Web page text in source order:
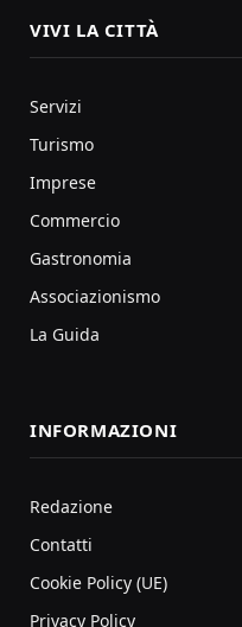
VIVI LA CITTÀ
Servizi
Turismo
Imprese
Commercio
Gastronomia
Associazionismo
La Guida
INFORMAZIONI
Redazione
Contatti
Cookie Policy (UE)
Privacy Policy